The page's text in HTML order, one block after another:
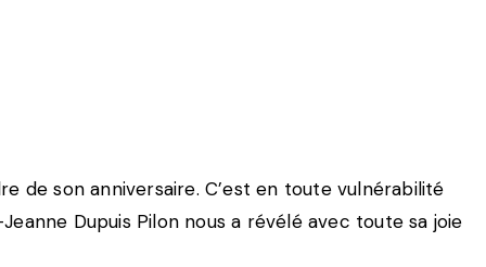
de son anniversaire. C’est en toute vulnérabilité
Dupuis Pilon nous a révélé avec toute sa joie